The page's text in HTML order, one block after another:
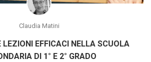
Claudia Matini
LEZIONI EFFICACI NELLA SCUOLA
DI 1° E 2° GRADO